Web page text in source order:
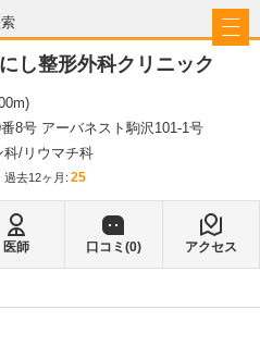
し整形外科クリニック
)
8号 アーバネスト駒沢101-1号
科 リウマチ科
過去12ヶ月: 25
医師 口コミ(0) アクセス